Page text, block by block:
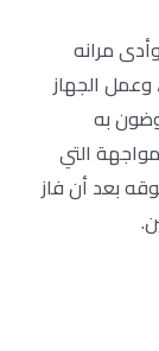
مرانه
الجهاز
به
التي
بعد أن فاز